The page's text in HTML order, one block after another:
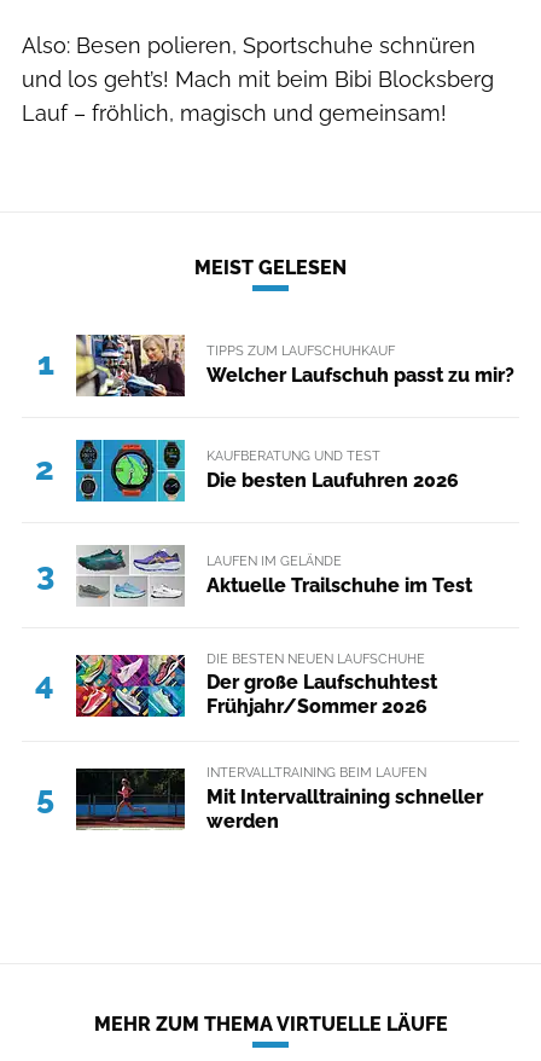
Also: Besen polieren, Sportschuhe schnüren
und los geht’s! Mach mit beim Bibi Blocksberg
Lauf – fröhlich, magisch und gemeinsam!
MEIST GELESEN
1 TIPPS ZUM LAUFSCHUHKAUF
Welcher Laufschuh passt zu mir?
2 KAUFBERATUNG UND TEST
Die besten Laufuhren 2026
3 LAUFEN IM GELÄNDE
Aktuelle Trailschuhe im Test
4
DIE BESTEN NEUEN LAUFSCHUHE
Der große Laufschuhtest
Frühjahr/Sommer 2026
5
INTERVALLTRAINING BEIM LAUFEN
Mit Intervalltraining schneller
werden
MEHR ZUM THEMA VIRTUELLE LÄUFE